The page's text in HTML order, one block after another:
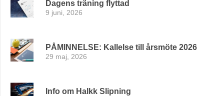
Dagens träning flyttad
9 juni, 2026
PÅMINNELSE: Kallelse till årsmöte 2026
29 maj, 2026
Info om Halkk Slipning